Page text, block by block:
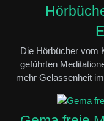
Die Hörbücher vom
geführten
mehr Gelassenheit